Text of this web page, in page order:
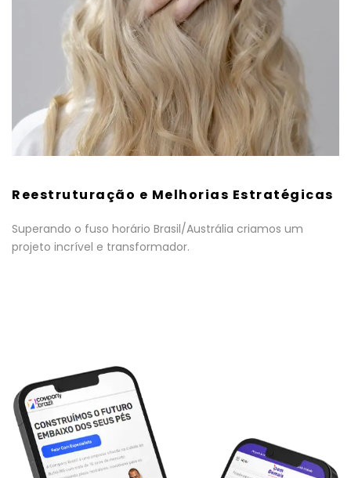
Reestruturação e Melhorias Estratégicas
Superando o fuso horário Brasil/Austrália criamos um
projeto incrível e transformador.